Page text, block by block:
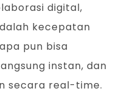
digital,
kecepatan
pun bisa
instan, dan
secara real-time.